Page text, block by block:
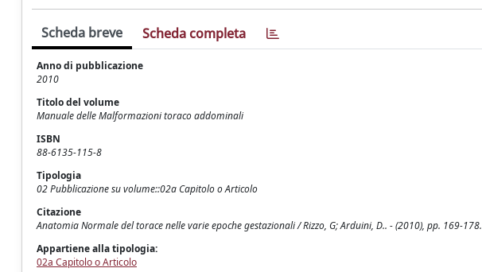
Scheda breve Scheda completa
Anno di pubblicazione
2010
Titolo del volume
Manuale delle Malformazioni toraco addominali
ISBN
88-6135-115-8
Tipologia
02 Pubblicazione su volume::02a Capitolo o Articolo
Citazione
Anatomia Normale del torace nelle varie epoche gestazionali / Rizzo, G; Arduini, D.. - (2010), pp. 169-178.
Appartiene alla tipologia:
02a Capitolo o Articolo